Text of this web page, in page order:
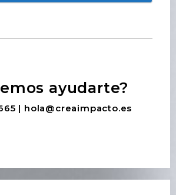
ayudarte?
| hola@creaimpacto.es